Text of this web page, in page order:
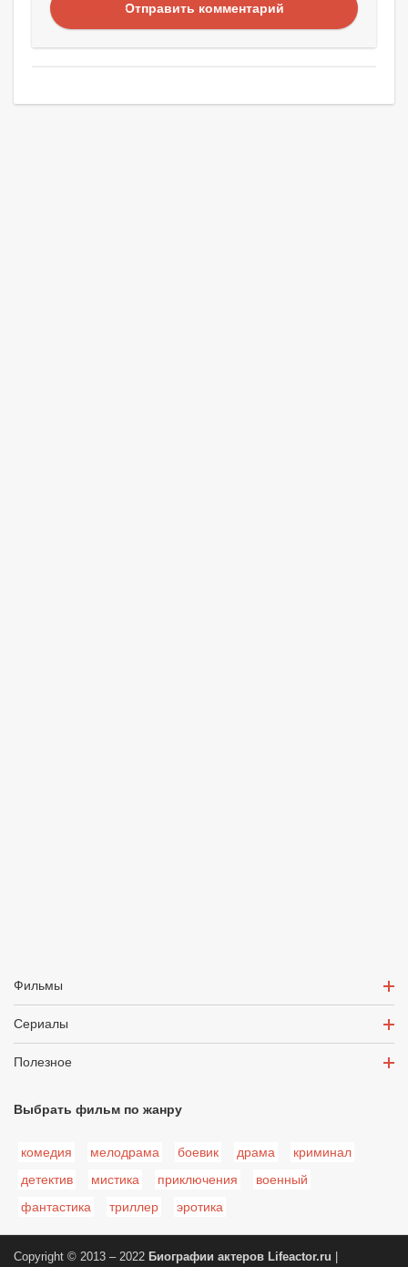
Отправить комментарий
Фильмы
Сериалы
Полезное
Выбрать фильм по жанру
комедия мелодрама боевик драма
криминал
детектив
мистика приключения
военный
фантастика
триллер эротика
Copyright © 2013 – 2022 Биографии актеров Lifeactor.ru